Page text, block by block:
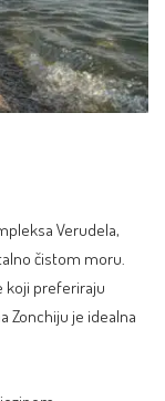
Verudela,
čistom moru.
koji preferiraju
Zonchiju je idealna